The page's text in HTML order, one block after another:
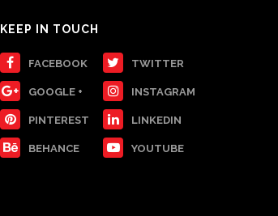
KEEP IN TOUCH
FACEBOOK TWITTER
GOOGLE + INSTAGRAM
PINTEREST LINKEDIN
BEHANCE YOUTUBE